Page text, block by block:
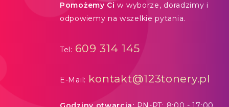
Pomożemy Ci w wyborze, doradzimy i
odpowiemy na wszelkie pytania.
Tel: 609 314 145
E-Mail: kontakt@123tonery.pl